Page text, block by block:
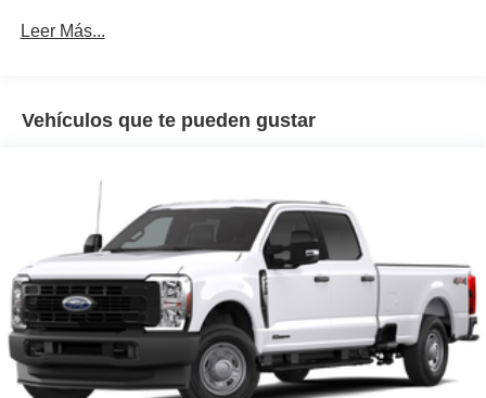
Leer Más...
Vehículos que te pueden gustar